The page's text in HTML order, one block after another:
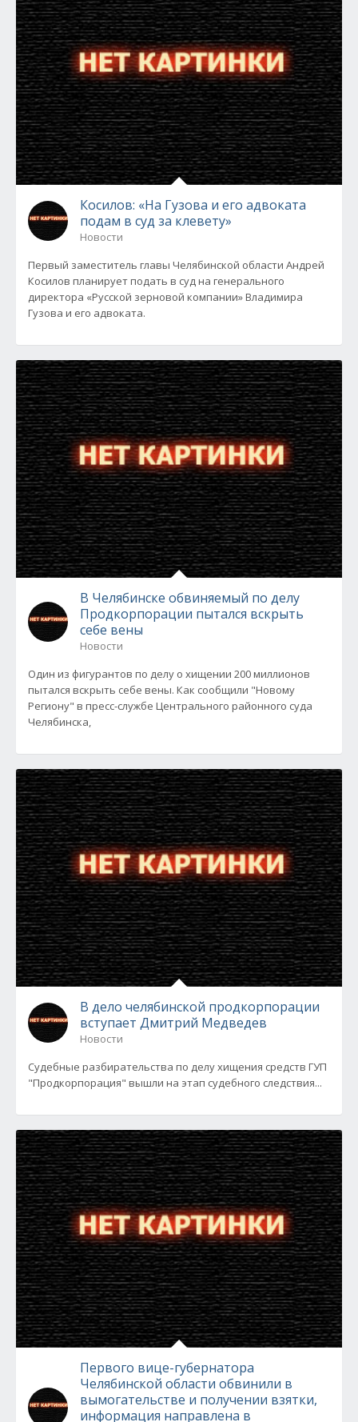
Косилов: «На Гузова и его адвоката
подам в суд за клевету»
Новости
Первый заместитель главы Челябинской области Андрей
Косилов планирует подать в суд на генерального
директора «Русской зерновой компании» Владимира
Гузова и его адвоката.
В Челябинске обвиняемый по делу
Продкорпорации пытался вскрыть
себе вены
Новости
Один из фигурантов по делу о хищении 200 миллионов
пытался вскрыть себе вены. Как сообщили "Новому
Региону" в пресс-службе Центрального районного суда
Челябинска,
В дело челябинской продкорпорации
вступает Дмитрий Медведев
Новости
Судебные разбирательства по делу хищения средств ГУП
"Продкорпорация" вышли на этап судебного следствия...
Первого вице-губернатора
Челябинской области обвинили в
вымогательстве и получении взятки,
информация направлена в